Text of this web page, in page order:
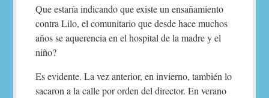
Que estaría indicando que existe un ensañamiento
contra Lilo, el comunitario que desde hace muchos
años se aquerencia en el hospital de la madre y el
niño?
Es evidente. La vez anterior, en invierno, también lo
sacaron a la calle por orden del director. En verano